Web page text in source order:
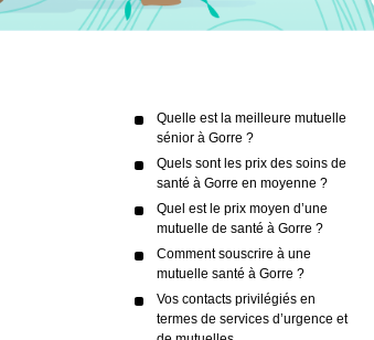
Quelle est la meilleure mutuelle
sénior à Gorre ?
Quels sont les prix des soins de
santé à Gorre en moyenne ?
Quel est le prix moyen d’une
mutuelle de santé à Gorre ?
Comment souscrire à une
mutuelle santé à Gorre ?
Vos contacts privilégiés en
termes de services d’urgence et